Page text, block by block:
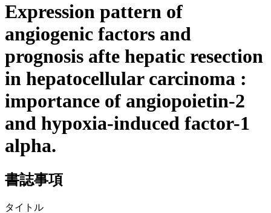
Expression pattern of
angiogenic factors and
prognosis afte hepatic resection
in hepatocellular carcinoma :
importance of angiopoietin-2
and hypoxia-induced factor-1
alpha.
書誌事項
タイトル